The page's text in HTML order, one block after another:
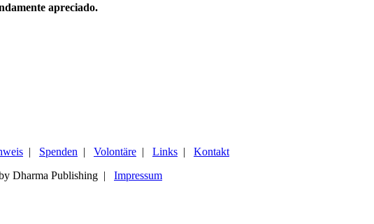
apreciado.
| Spenden | Volontäre | Links | Kontakt
Dharma Publishing | Impressum